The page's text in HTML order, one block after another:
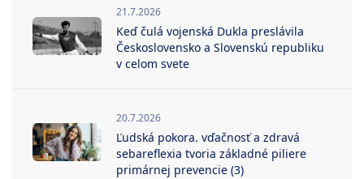
21.7.2026
Keď čulá vojenská Dukla preslávila
Československo a Slovenskú republiku
v celom svete
20.7.2026
Ľudská pokora. vďačnosť a zdravá
sebareflexia tvoria základné piliere
primárnej prevencie (3)